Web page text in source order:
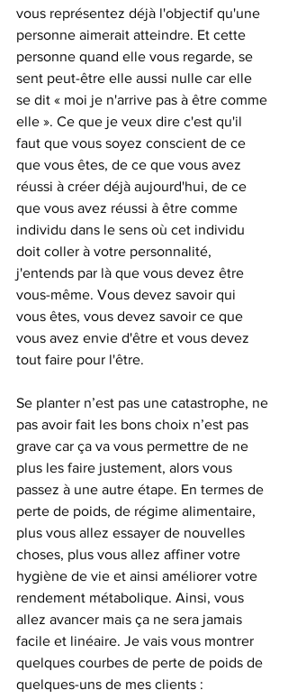
vous représentez déjà l'objectif qu'une
personne aimerait atteindre. Et cette
personne quand elle vous regarde, se
sent peut-être elle aussi nulle car elle
se dit « moi je n'arrive pas à être comme
elle ». Ce que je veux dire c'est qu'il
faut que vous soyez conscient de ce
que vous êtes, de ce que vous avez
réussi à créer déjà aujourd'hui, de ce
que vous avez réussi à être comme
individu dans le sens où cet individu
doit coller à votre personnalité,
j'entends par là que vous devez être
vous-même. Vous devez savoir qui
vous êtes, vous devez savoir ce que
vous avez envie d'être et vous devez
tout faire pour l'être.
Se planter n’est pas une catastrophe, ne
pas avoir fait les bons choix n’est pas
grave car ça va vous permettre de ne
plus les faire justement, alors vous
passez à une autre étape. En termes de
perte de poids, de régime alimentaire,
plus vous allez essayer de nouvelles
choses, plus vous allez affiner votre
hygiène de vie et ainsi améliorer votre
rendement métabolique. Ainsi, vous
allez avancer mais ça ne sera jamais
facile et linéaire. Je vais vous montrer
quelques courbes de perte de poids de
quelques-uns de mes clients :